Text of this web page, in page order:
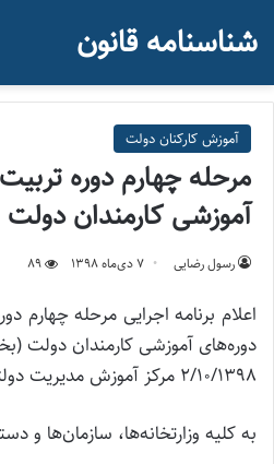
شناسنامه قانون
آموزش کارکنان دولت
مرحله چهارم دوره‌
آموزشی کارمندان دولت
رسول رضایی ۷ دی‌ماه ۱۳۹۸ 89
اعلام برنامه اجرایی مرحله
2/10/1398 مرکز آموزش مدیریت دولتی)
به کلیه وزارتخانه‌ها، سازمان‌ها و